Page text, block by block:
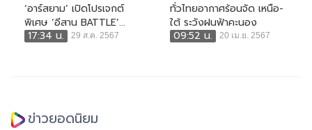
‘อาร์สยาม’ เปิดโปรเจกต์
พิเศษ ‘อีสาน BATTLE’...
17:34 น.
29 ส.ค. 2567
ทั่วไทยอากาศร้อนจัด เหนือ-
ใต้ ระวังฝนฟ้าคะนอง
09:52 น.
20 เม.ย. 2567
ข่าวยอดนิยม